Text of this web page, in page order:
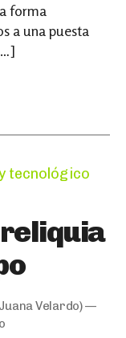
forma
a una puesta
tecnológico
reliquia
Velardo) —